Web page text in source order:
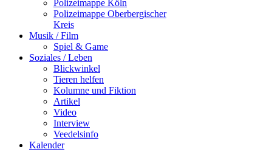
Polizeimappe Köln
Polizeimappe Oberbergischer
Kreis
Musik / Film
Spiel & Game
Soziales / Leben
Blickwinkel
Tieren helfen
Kolumne und Fiktion
Artikel
Video
Interview
Veedelsinfo
Kalender